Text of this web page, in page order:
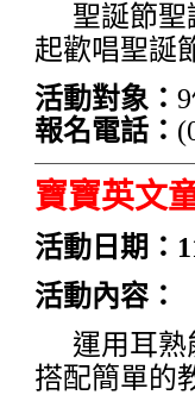
聖誕節
起歡唱聖誕
活動對象：
報名電話：
寶寶英文
活動日期：
活動內容：
運用耳
搭配簡單的